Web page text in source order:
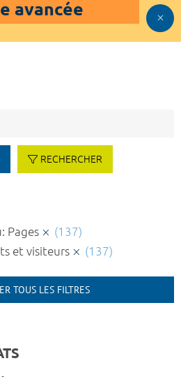
avancée
RECHERCHER
Pages
(137)
et visiteurs
(137)
TOUS LES FILTRES